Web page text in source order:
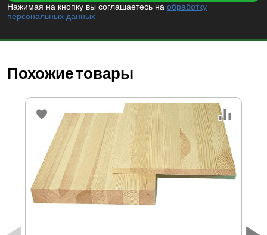
Нажимая на кнопку вы соглашаетесь на обработку
персональных данных
Похожие товары